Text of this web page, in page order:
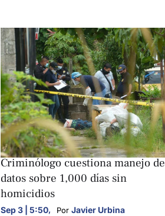
NACIONALES
Criminólogo cuestiona manejo de
datos sobre 1,000 días sin
homicidios
Sep 3 | 5:50, Por Javier Urbina